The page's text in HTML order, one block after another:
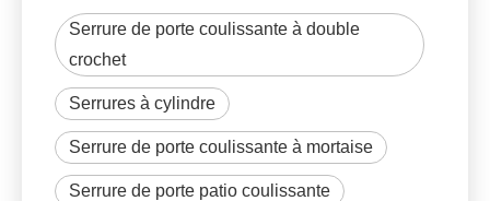
Serrure de porte coulissante à double
crochet
Serrures à cylindre
Serrure de porte coulissante à mortaise
Serrure de porte patio coulissante